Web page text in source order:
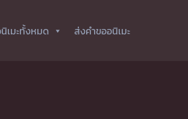
เมะทั้งหมด ส่งคำขออนิเมะ